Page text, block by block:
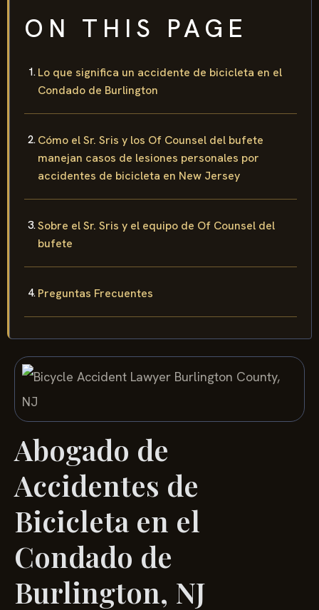
ON THIS PAGE
Lo que significa un accidente de bicicleta en el
Condado de Burlington
Cómo el Sr. Sris y los Of Counsel del bufete
manejan casos de lesiones personales por
accidentes de bicicleta en New Jersey
Sobre el Sr. Sris y el equipo de Of Counsel del
bufete
Preguntas Frecuentes
Abogado de
Accidentes de
Bicicleta en el
Condado de
Burlington, NJ